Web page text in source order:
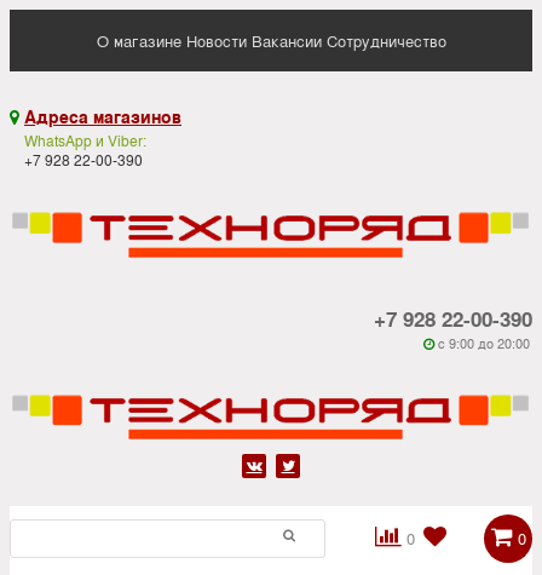
О магазине Новости Вакансии Сотрудничество
 Адреса магазинов
WhatsApp и Viber:
+7 928 22-00-390
+7 928 22-00-390
 c 9:00 до 20:00
 
0

 0